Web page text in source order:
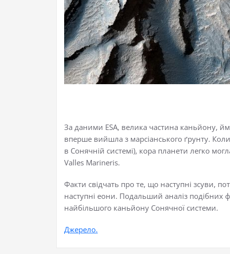
За даними ESA, велика частина каньйону,
вперше вийшла з марсіанського ґрунту.
в Сонячній системі), кора планети легко
Valles Marineris.
Факти свідчать про те, що наступні зсуви,
наступні еони. Подальший аналіз подібних
найбільшого каньйону Сонячної системи.
Джерело.